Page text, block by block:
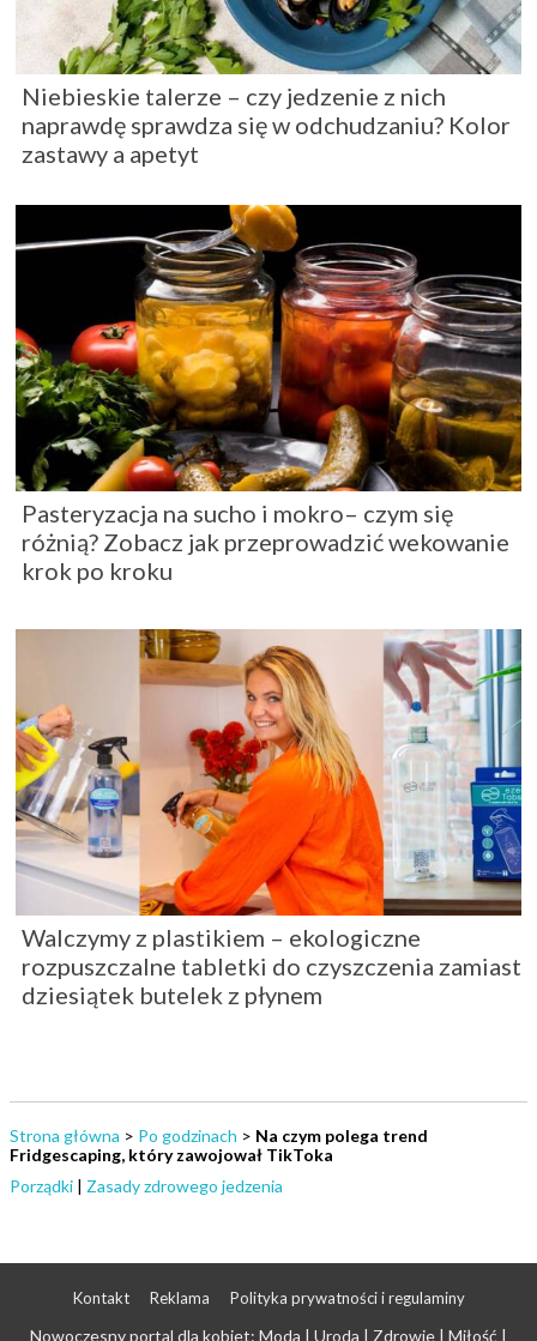
Niebieskie talerze – czy jedzenie z nich
naprawdę sprawdza się w odchudzaniu? Kolor
zastawy a apetyt
Pasteryzacja na sucho i mokro– czym się
różnią? Zobacz jak przeprowadzić wekowanie
krok po kroku
Walczymy z plastikiem – ekologiczne
rozpuszczalne tabletki do czyszczenia zamiast
dziesiątek butelek z płynem
Strona główna > Po godzinach > Na czym polega trend
Fridgescaping, który zawojował TikToka
Porządki | Zasady zdrowego jedzenia
Kontakt Reklama Polityka prywatności i regulaminy
Nowoczesny portal dla kobiet: Moda | Uroda | Zdrowie | Miłość |